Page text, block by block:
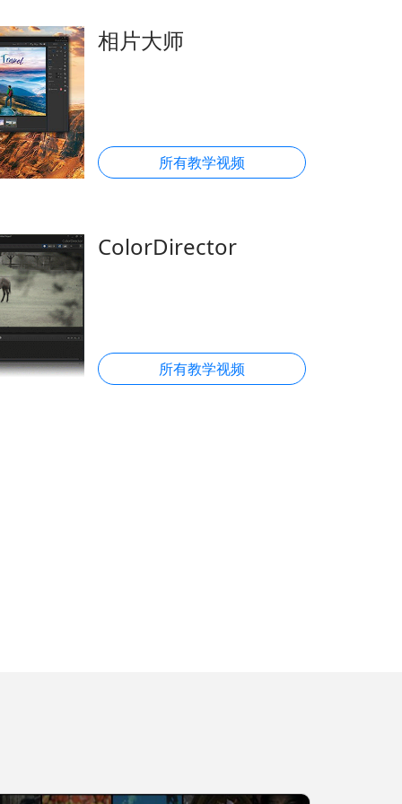
相片大师
所有教学视频
ColorDirector
所有教学视频